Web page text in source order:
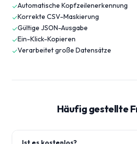
✓Automatische Kopfzeilenerkennung
✓Korrekte CSV-Maskierung
✓Gültige JSON-Ausgabe
✓Ein-Klick-Kopieren
✓Verarbeitet große Datensätze
Häufig gestellte